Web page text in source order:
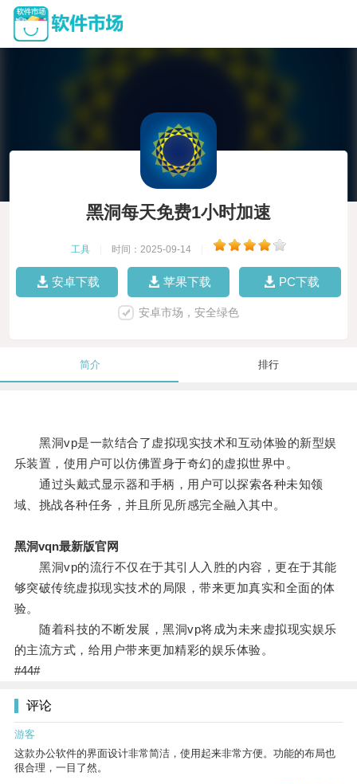
黑洞每天免费1小时加速
工具 时间：2025-09-14
安卓下载 苹果下载 PC下载
安卓市场，安全绿色
简介 排行
黑洞vp是一款结合了虚拟现实技术和互动体验的新型娱
乐装置，使用户可以仿佛置身于奇幻的虚拟世界中。
通过头戴式显示器和手柄，用户可以探索各种未知领
域、挑战各种任务，并且所见所感完全融入其中。
黑洞vqn最新版官网
黑洞vp的流行不仅在于其引人入胜的内容，更在于其能
够突破传统虚拟现实技术的局限，带来更加真实和全面的体
验。
随着科技的不断发展，黑洞vp将成为未来虚拟现实娱乐
的主流方式，给用户带来更加精彩的娱乐体验。
#44#
评论
游客
这款办公软件的界面设计非常简洁，使用起来非常方便。功能的布局也
很合理，一目了然。